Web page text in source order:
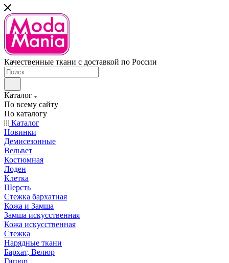
Качественные ткани с доставкой по России
Каталог
По всему сайту
По каталогу
Каталог
Новинки
Демисезонные
Вельвет
Костюмная
Лоден
Клетка
Шерсть
Стежка бархатная
Кожа и Замша
Замша искусственная
Кожа искусственная
Стежка
Нарядные ткани
Бархат, Велюр
Гипюр